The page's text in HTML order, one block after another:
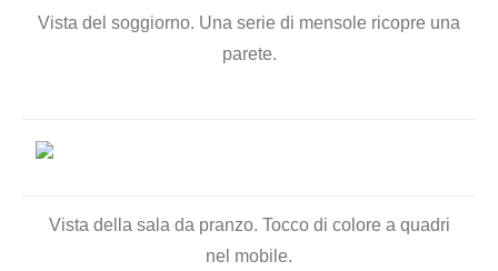
Vista del soggiorno. Una serie di mensole ricopre una
parete.
Vista della sala da pranzo. Tocco di colore a quadri
nel mobile.